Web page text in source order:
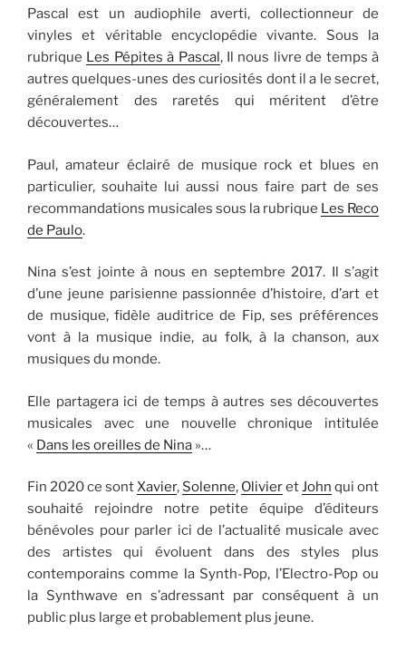
Pascal est un audiophile averti, collectionneur de
vinyles et véritable encyclopédie vivante. Sous la
rubrique Les Pépites à Pascal, Il nous livre de temps à
autres quelques-unes des curiosités dont il a le secret,
généralement des raretés qui méritent d’être
découvertes…
Paul, amateur éclairé de musique rock et blues en
particulier, souhaite lui aussi nous faire part de ses
recommandations musicales sous la rubrique Les Reco
de Paulo.
Nina s’est jointe à nous en septembre 2017. Il s’agit
d’une jeune parisienne passionnée d’histoire, d’art et
de musique, fidèle auditrice de Fip, ses préférences
vont à la musique indie, au folk, à la chanson, aux
musiques du monde.
Elle partagera ici de temps à autres ses découvertes
musicales avec une nouvelle chronique intitulée
« Dans les oreilles de Nina »…
Fin 2020 ce sontXavier, Solenne, OlivieretJohn qui ont
souhaité rejoindre notre petite équipe d’éditeurs
bénévoles pour parler ici de l’actualité musicale avec
des artistes qui évoluent dans des styles plus
contemporains comme la Synth-Pop, l’Electro-Pop ou
la Synthwave en s’adressant par conséquent à un
public plus large et probablement plus jeune.